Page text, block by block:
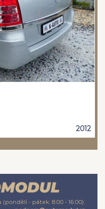
2012
- pátek: 8:00 - 16:00):